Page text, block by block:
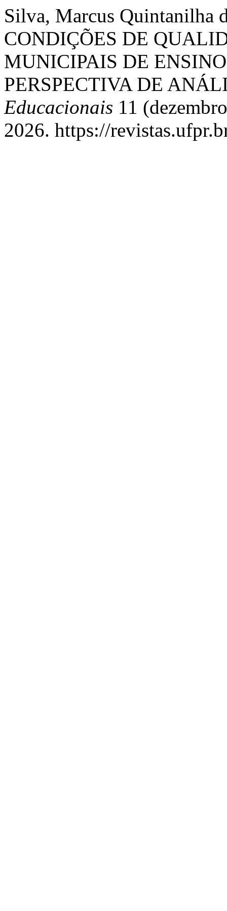
Silva, Marcus Quintanilha
CONDIÇÕES DE
MUNICIPAIS DE
PERSPECTIVA DE
Educacionais 11
2026. https://